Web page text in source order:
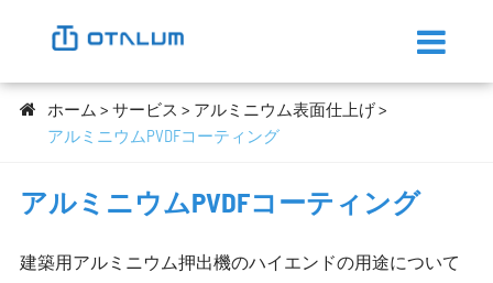
ホーム サービス
アルミニウム表面仕上げ
アルミニウムPVDFコーティング
アルミニウムPVDFコーティング
建築用アルミニウム押出機のハイエンドの用途について